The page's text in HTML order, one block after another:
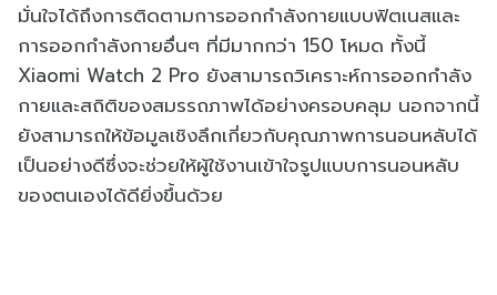
มั่นใจได้ถึงการติดตามการออกกำลังกายแบบฟิตเนสและ
การออกกำลังกายอื่นๆ ที่มีมากกว่า 150 โหมด ทั้งนี้
Xiaomi Watch 2 Pro ยังสามารถวิเคราะห์การออกกำลัง
กายและสถิติของสมรรถภาพได้อย่างครอบคลุม นอกจากนี้
ยังสามารถให้ข้อมูลเชิงลึกเกี่ยวกับคุณภาพการนอนหลับได้
เป็นอย่างดีซึ่งจะช่วยให้ผู้ใช้งานเข้าใจรูปแบบการนอนหลับ
ของตนเองได้ดียิ่งขึ้นด้วย